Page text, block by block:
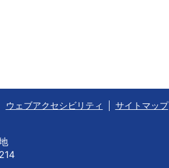
ウェブアクセシビリティ サイトマップ